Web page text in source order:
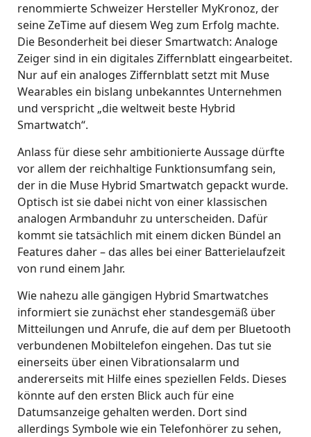
renommierte Schweizer Hersteller MyKronoz, der
seine ZeTime auf diesem Weg zum Erfolg machte.
Die Besonderheit bei dieser Smartwatch: Analoge
Zeiger sind in ein digitales Ziffernblatt eingearbeitet.
Nur auf ein analoges Ziffernblatt setzt mit Muse
Wearables ein bislang unbekanntes Unternehmen
und verspricht „die weltweit beste Hybrid
Smartwatch“.
Anlass für diese sehr ambitionierte Aussage dürfte
vor allem der reichhaltige Funktionsumfang sein,
der in die Muse Hybrid Smartwatch gepackt wurde.
Optisch ist sie dabei nicht von einer klassischen
analogen Armbanduhr zu unterscheiden. Dafür
kommt sie tatsächlich mit einem dicken Bündel an
Features daher – das alles bei einer Batterielaufzeit
von rund einem Jahr.
Wie nahezu alle gängigen Hybrid Smartwatches
informiert sie zunächst eher standesgemäß über
Mitteilungen und Anrufe, die auf dem per Bluetooth
verbundenen Mobiltelefon eingehen. Das tut sie
einerseits über einen Vibrationsalarm und
andererseits mit Hilfe eines speziellen Felds. Dieses
könnte auf den ersten Blick auch für eine
Datumsanzeige gehalten werden. Dort sind
allerdings Symbole wie ein Telefonhörer zu sehen,